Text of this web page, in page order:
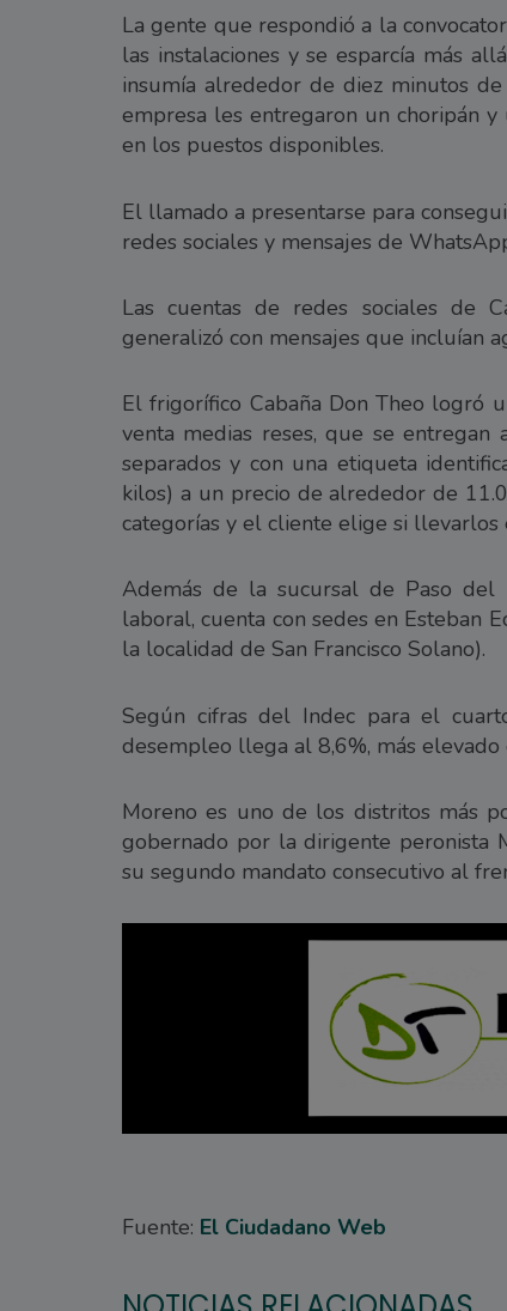
La gente que respondió a la
las instalaciones y se esparcía más
insumía alrededor de diez minutos
empresa les entregaron un choripán
en los puestos disponibles.
El llamado a presentarse para
redes sociales y mensajes de
Las cuentas de redes sociales de
generalizó con mensajes que incluían
El frigorífico Cabaña Don Theo logró
venta medias reses, que se entregan
separados y con una etiqueta
kilos) a un precio de alrededor de
categorías y el cliente elige si llevarlos
Además de la sucursal de Paso del
laboral, cuenta con sedes en Esteban
la localidad de San Francisco Solano).
Según cifras del Indec para el
desempleo llega al 8,6%, más
Moreno es uno de los distritos más
gobernado por la dirigente peronista
su segundo mandato consecutivo al
Fuente: El Ciudadano Web